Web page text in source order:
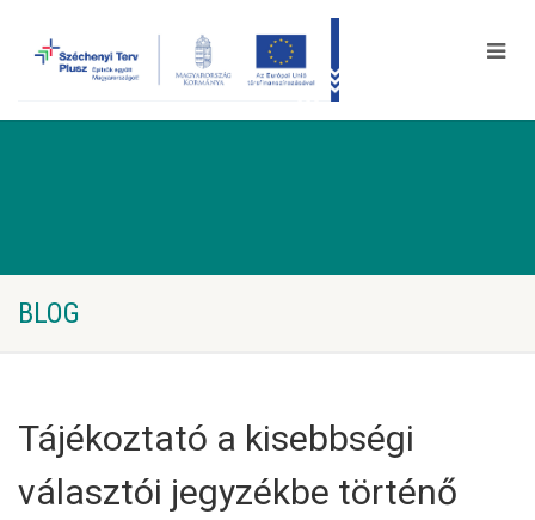
BLOG
Tájékoztató a kisebbségi
választói jegyzékbe történő